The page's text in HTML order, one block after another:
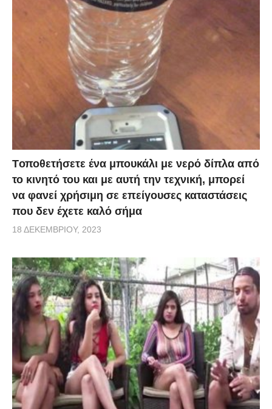
Tοποθετήσετε ένα μπουκάλι με νερό δίπλα από
το κινητό του και με αυτή την τεχνική, μπορεί
να φανεί χρήσιμη σε επείγουσες καταστάσεις
που δεν έχετε καλό σήμα
18 ΔΕΚΕΜΒΡΊΟΥ, 2023